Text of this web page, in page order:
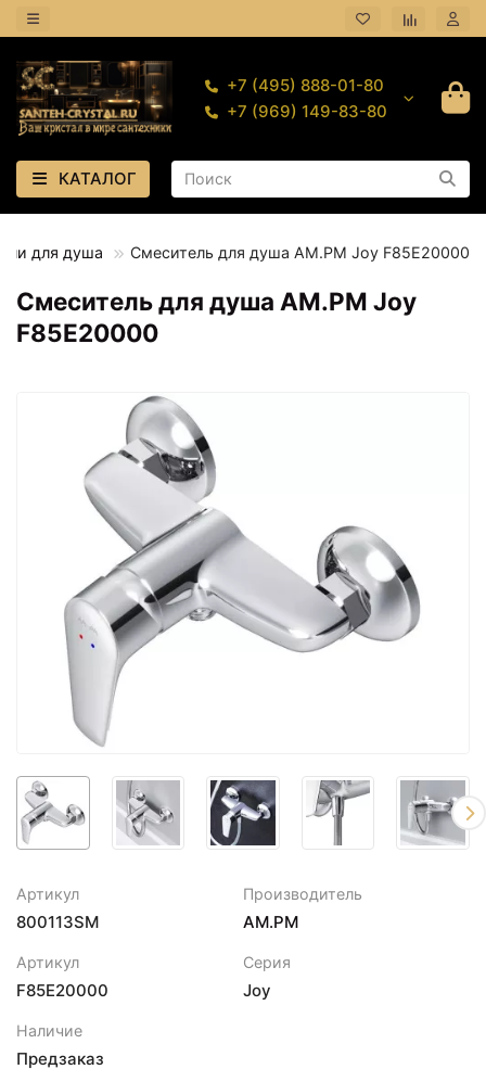
+7 (495) 888-01-80
+7 (969) 149-83-80
КАТАЛОГ
для душа Смеситель для душа AM.PM Joy F85E20000
Смеситель для душа AM.PM Joy
F85E20000
Артикул
800113SM
Производитель
AM.PM
Артикул
F85E20000
Серия
Joy
Наличие
Предзаказ